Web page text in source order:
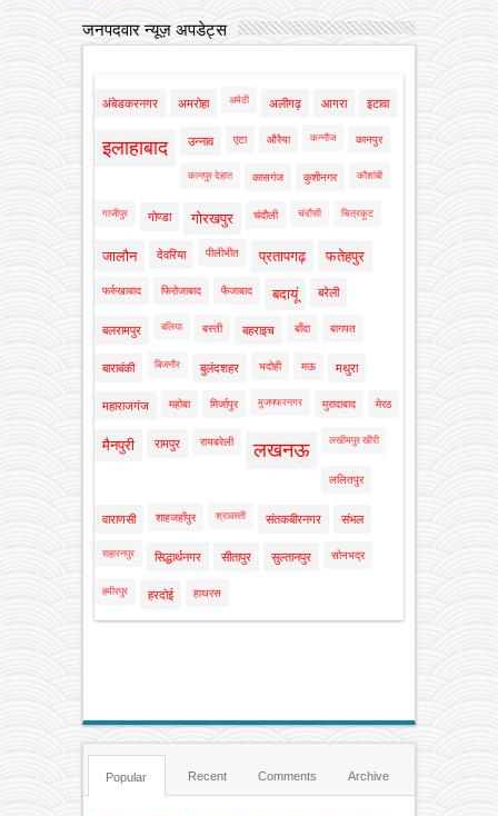
जनपदवार न्यूज़ अपडेट्स
अंबेडकरनगर अमरोहा अमेठी अलीगढ़ आगरा इटावा
इलाहाबाद उन्नाव एटा औरैया कन्नौज कानपुर
कानपुर देहात कासगंज कुशीनगर कौशांबी
गाजीपुर गोण्डा गोरखपुर चंदौली चंदौसी चित्रकूट
जालौन देवरिया पीलीभीत प्रतापगढ़ फतेहपुर
फर्रुखाबाद फिरोजाबाद फैजाबाद बदायूं बरेली
बलरामपुर बलिया बस्ती बहराइच बाँदा बागपत
बाराबंकी बिजनौर बुलंदशहर भदोही मऊ मथुरा
महाराजगंज महोबा मिर्जापुर मुजफ्फरनगर मुरादाबाद मेरठ
मैनपुरी रामपुर रायबरेली लखनऊ लखीमपुर खीरी
ललितपुर
वाराणसी शाहजहाँपुर श्रावस्ती संतकबीरनगर संभल
सहारनपुर सिद्धार्थनगर सीतापुर सुल्तानपुर सोनभद्र
हमीरपुर हरदोई हाथरस
Popular Recent Comments Archive